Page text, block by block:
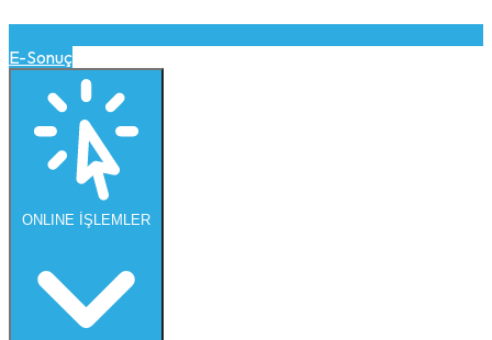
E-Sonuç
ONLINE İŞLEMLER